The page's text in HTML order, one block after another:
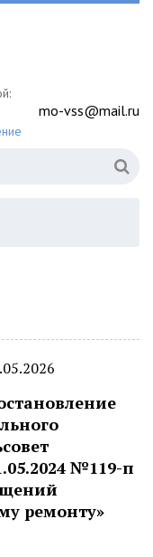
mo-vss@mail.ru
№119-п
ремонту»